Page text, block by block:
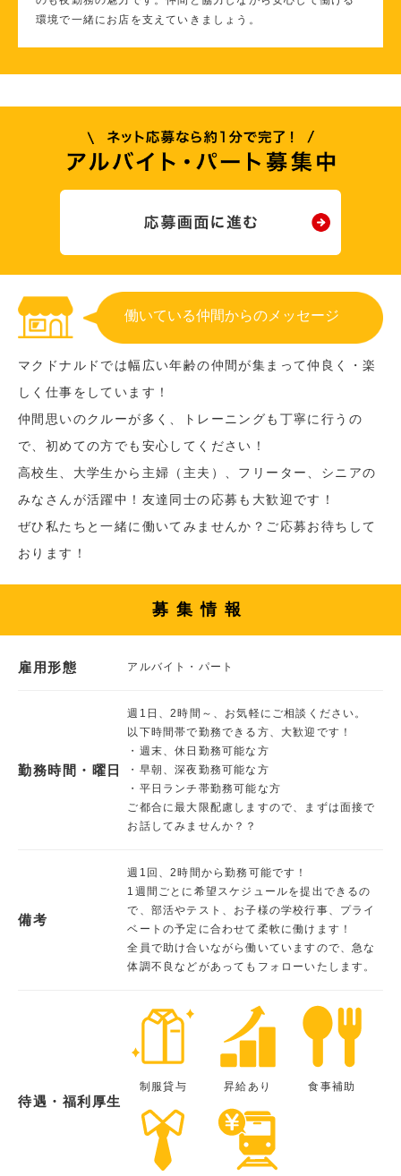
環境で一緒にお店を支えていきましょう。
働いている仲間からのメッセージ
マクドナルドでは幅広い年齢の仲間が集まって仲良く・楽
しく仕事をしています！
仲間思いのクルーが多く、トレーニングも丁寧に行うの
で、初めての方でも安心してください！
高校生、大学生から主婦（主夫）、フリーター、シニアの
みなさんが活躍中！友達同士の応募も大歓迎です！
ぜひ私たちと一緒に働いてみませんか？ご応募お待ちして
おります！
募集情報
雇用形態 アルバイト・パート
勤務時間・曜日
週1日、2時間～、お気軽にご相談ください。
以下時間帯で勤務できる方、大歓迎です！
・週末、休日勤務可能な方
・早朝、深夜勤務可能な方
・平日ランチ帯勤務可能な方
ご都合に最大限配慮しますので、まずは面接で
お話してみませんか？？
備考
週1回、2時間から勤務可能です！
1週間ごとに希望スケジュールを提出できるの
で、部活やテスト、お子様の学校行事、プライ
ベートの予定に合わせて柔軟に働けます！
全員で助け合いながら働いていますので、急な
体調不良などがあってもフォローいたします。
待遇・福利厚生
制服貸与 昇給あり 食事補助